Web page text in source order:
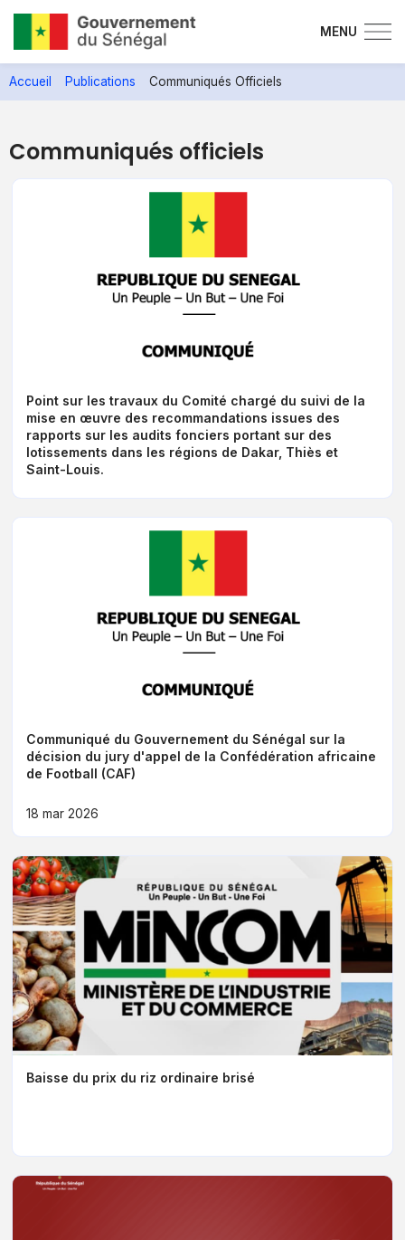
au
MENU
Accueil Publications Communiqués Officiels
Communiqués officiels
Point sur les travaux du Comité chargé du suivi de la
mise en œuvre des recommandations issues des
rapports sur les audits fonciers portant sur des
lotissements dans les régions de Dakar, Thiès et
Saint-Louis.
Communiqué du Gouvernement du Sénégal sur la
décision du jury d'appel de la Confédération africaine
de Football (CAF)
18 mar 2026
Baisse du prix du riz ordinaire brisé